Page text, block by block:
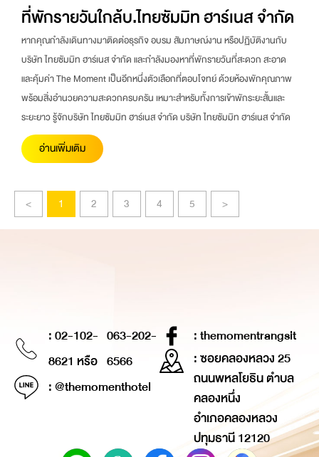
ที่พักรายวันใกล้บ.ไทยซัมมิท ฮาร์เนส จำกัด
หากคุณกำลังเดินทางมาติดต่อธุรกิจ อบรม สัมภาษณ์งาน หรือปฏิบัติงานกับ
บริษัท ไทยซัมมิท ฮาร์เนส จำกัด และกำลังมองหาที่พักรายวันที่สะดวก สะอาด
และคุ้มค่า The Moment เป็นอีกหนึ่งตัวเลือกที่ตอบโจทย์ ด้วยห้องพักคุณภาพ
พร้อมสิ่งอำนวยความสะดวกครบครัน เหมาะสำหรับทั้งการเข้าพักระยะสั้นและ
ระยะยาว รู้จักบริษัท ไทยซัมมิท ฮาร์เนส จำกัด บริษัท ไทยซัมมิท ฮาร์เนส จำกัด
อ่านเพิ่มเติม
< 1 2 3 4 5 >
: 02-102-
8621 หรือ
063-202-
6566
: @themomenthotel
: themomentrangsit
: ซอยคลองหลวง 25
ถนนพหลโยธิน ตำบล
คลองหนึ่ง
อำเภอคลองหลวง
ปทุมธานี 12120